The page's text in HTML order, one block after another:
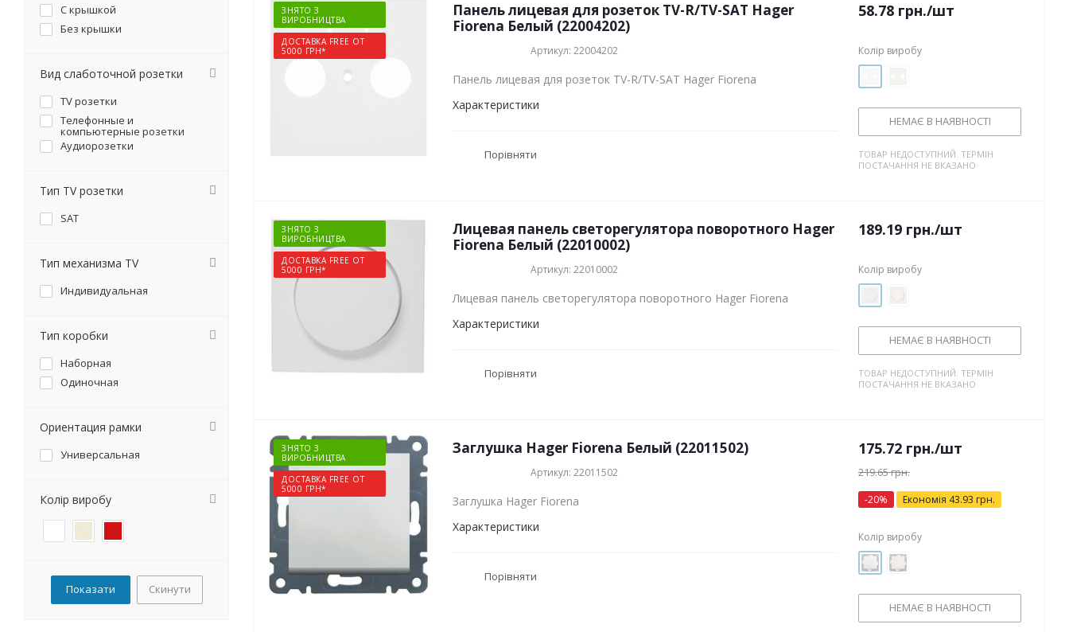
ЗНЯТО З
ВИРОБНИЦТВА
ДОСТАВКА FREE ОТ
5000 ГРН*
Панель лицевая для розеток TV-R/TV-SAT Hager
Fiorena Белый (22004202)
Артикул: 22004202
Панель лицевая для розеток TV-R/TV-SAT Hager Fiorena
Характеристики
Порівняти
58.78 грн./шт
Колір виробу
НЕМАЄ В НАЯВНОСТІ
ТОВАР НЕДОСТУПНИЙ. ТЕРМІН
ПОСТАЧАННЯ НЕ ВКАЗАНО
ЗНЯТО З
ВИРОБНИЦТВА
ДОСТАВКА FREE ОТ
5000 ГРН*
Лицевая панель светорегулятора поворотного Hager
Fiorena Белый (22010002)
Артикул: 22010002
Лицевая панель светорегулятора поворотного Hager Fiorena
Характеристики
Порівняти
189.19 грн./шт
Колір виробу
НЕМАЄ В НАЯВНОСТІ
ТОВАР НЕДОСТУПНИЙ. ТЕРМІН
ПОСТАЧАННЯ НЕ ВКАЗАНО
ЗНЯТО З
ВИРОБНИЦТВА
ДОСТАВКА FREE ОТ
5000 ГРН*
Заглушка Hager Fiorena Белый (22011502)
Артикул: 22011502
Заглушка Hager Fiorena
Характеристики
Порівняти
175.72 грн./шт
219.65грн.
-20% Економія 43.93 грн.
Колір виробу
НЕМАЄ В НАЯВНОСТІ
С крышкой
Без крышки
Вид слаботочной розетки
TV розетки
Телефонные и
компьютерные розетки
Аудиорозетки
Тип TV розетки
SAT
Тип механизма TV
Индивидуальная
Тип коробки
Наборная
Одиночная
Ориентация рамки
Универсальная
Колір виробу
Скинути